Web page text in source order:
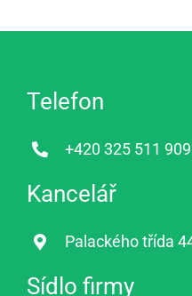
Telefon
+420 325 511 909
Kancelář
Palackého třída
Sídlo firmy